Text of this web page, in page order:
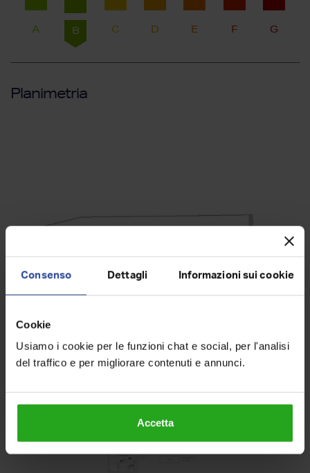
Consenso Dettagli Informazioni sui cookie
Cookie
Usiamo i cookie per le funzioni chat e social, per l'analisi
del traffico e per migliorare contenuti e annunci.
Accetta
A B C D E F G
Planimetria